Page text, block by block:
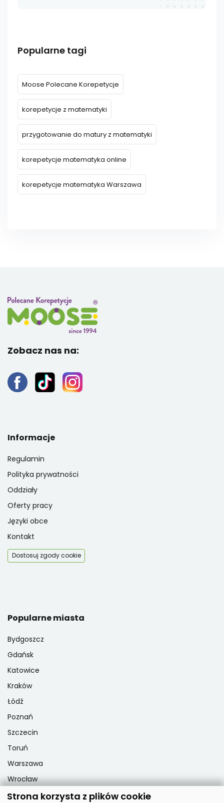
Popularne tagi
Moose Polecane Korepetycje
korepetycje z matematyki
przygotowanie do matury z matematyki
korepetycje matematyka online
korepetycje matematyka Warszawa
Zobacz nas na:
Informacje
Regulamin
Polityka prywatności
Oddziały
Oferty pracy
Języki obce
Kontakt
Dostosuj zgody cookie
Popularne miasta
Bydgoszcz
Gdańsk
Katowice
Kraków
Łódź
Poznań
Szczecin
Toruń
Warszawa
Wrocław
Strona korzysta z plików cookie